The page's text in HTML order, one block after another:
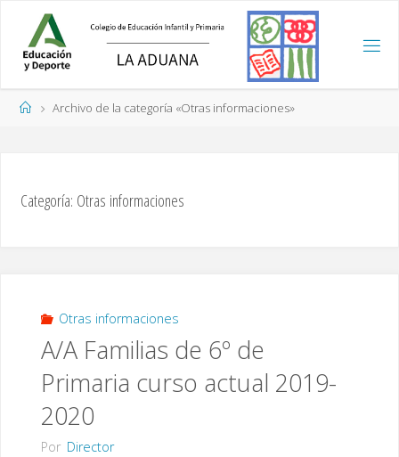
contenido
PáginaArchivo de la categoría «Otras informaciones»
Categoría: Otras informaciones
Otras informaciones
A/A Familias de 6º de
Primaria curso actual 2019-
2020
Por Director